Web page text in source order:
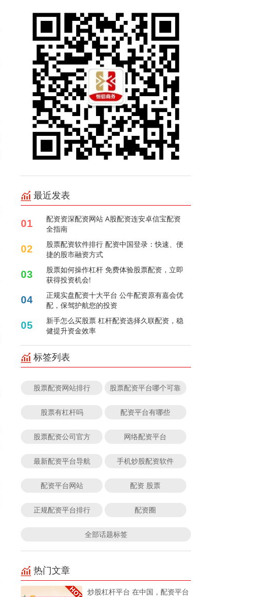
最近发表
01
配资资深配资网站 A股配资连安卓信宝配资
全指南
02
股票配资软件排行 配资中国登录：快速、便
捷的股市融资方式
03
股票如何操作杠杆 免费体验股票配资，立即
获得投资机会!
04
正规实盘配资十大平台 公牛配资原有嘉会优
配，保驾护航您的投资
05
新手怎么买股票 杠杆配资选择久联配资，稳
健提升资金效率
标签列表
股票配资网站排行 股票配资平台哪个可靠
股票有杠杆吗 配资平台有哪些
股票配资公司官方 网络配资平台
最新配资平台导航 手机炒股配资软件
配资平台网站 配资 股票
正规配资平台排行 配资圈
全部话题标签
热门文章
炒股杠杆平台 在中国，配资平台